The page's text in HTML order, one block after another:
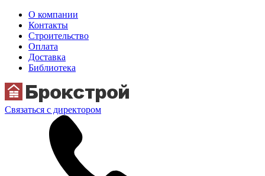
О компании
Контакты
Строительство
Оплата
Доставка
Библиотека
Связаться с директором